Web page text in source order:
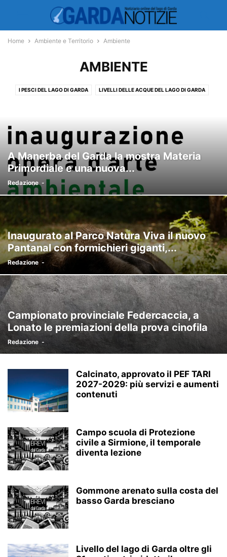
Home Ambiente e Territorio Ambiente
AMBIENTE
I PESCI DEL LAGO DI GARDA LIVELLI DELLE ACQUE DEL LAGO DI GARDA
A Manerba del Garda la mostra Materia
Primordiale e una nuova...
Redazione -
Inaugurato al Parco Natura Viva il nuovo
Pantanal con formichieri giganti,...
Redazione -
Campionato provinciale Federcaccia, a
Lonato le premiazioni della prova cinofila
Redazione -
Calcinato, approvato il PEF TARI
2027-2029: più servizi e aumenti
contenuti
Campo scuola di Protezione
civile a Sirmione, il temporale
diventa lezione
Gommone arenato sulla costa del
basso Garda bresciano
Livello del lago di Garda oltre gli